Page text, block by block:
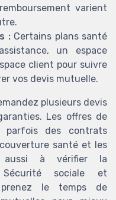
varient
:Certains plans santé
un espace
client pour suivre
vos devis mutuelle.
plusieurs devis
Les offres de
parfois des contrats
santé et les
aussi à vérifier la
sociale et
prenez le temps de